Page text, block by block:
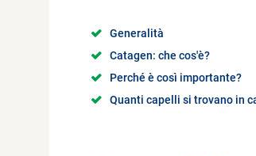
Generalità
Catagen: che cos'è?
Perché è così importante?
Quanti capelli si trovano in